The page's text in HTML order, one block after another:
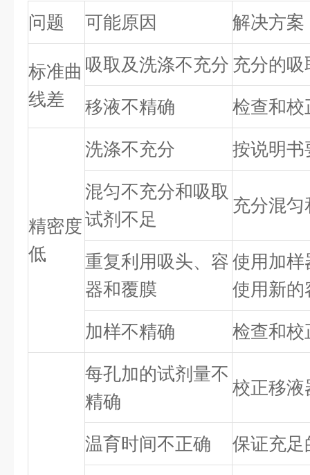
问题 可能原因 解决方案
标准曲
线差
吸取及洗涤不充分 充分的
移液不精确 检查和校
精密度
低
洗涤不充分 按说明书
混匀不充分和吸取
试剂不足
充分混
重复利用吸头、容
器和覆膜
使用加样
使用新的
加样不精确 检查和校
每孔加的试剂量不
精确
校正移液
温育时间不正确 保证充足